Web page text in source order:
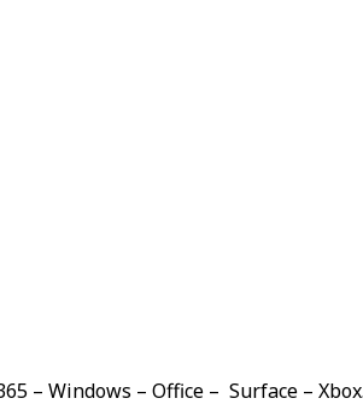
– Windows – Office – Surface –